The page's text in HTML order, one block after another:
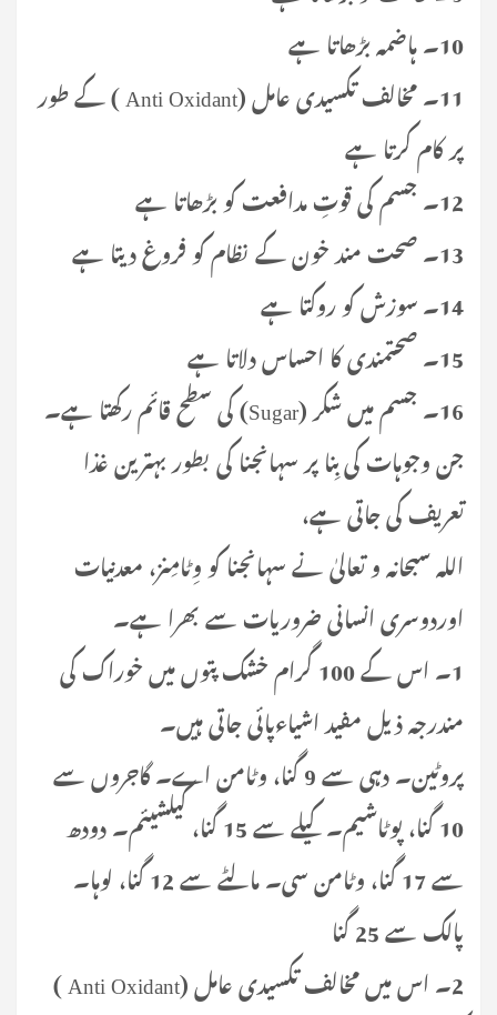
10۔ ہاضمہ بڑھاتا ہے
11۔ مخالف تکسیدی عامل (Anti Oxidant ) کے طور
پر کام کرتا ہے
12۔ جسم کی قوتِ مدافعت کو بڑھاتا ہے
13۔ صحت مند خون کے نظام کو فروغ دیتا ہے
14۔ سوزش کو روکتا ہے
15۔ صحتمندی کا احساس دلاتا ہے
16۔ جسم میں شکر (Sugar) کی سطح قائم رکھتا ہے۔
جن وجوہات کی بِنا پر سہانجنا کی بطور بہترین غذا
تعریف کی جاتی ہے،
اللہ سبحانہ و تعالیٰ نے سہانجنا کو وِٹامِنز، معدنیات
اوردوسری انسانی ضروریات سے بھرا ہے۔
1۔ اس کے 100 گرام خشک پتوں میں خوراک کی
مندرجہ ذیل مفید اشیاءپائی جاتی ہیں۔
پروٹین۔ دہی سے 9 گنا، وٹامن اے۔ گاجروں سے
10 گنا، پوٹاشیم۔ کیلے سے 15 گنا، کیلشیئم۔ دودھ
سے 17 گنا، وٹامن سی۔ مالٹے سے 12 گنا، لوہا۔
پالک سے 25 گنا
2۔ اس میں مخالف تکسیدی عامل (Anti Oxidant )